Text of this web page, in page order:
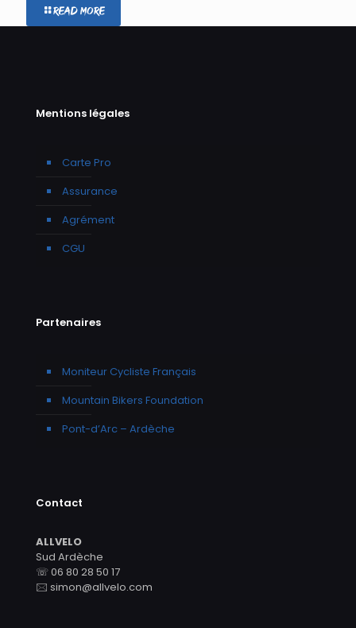
Read more
Mentions légales
Carte Pro
Assurance
Agrément
CGU
Partenaires
Moniteur Cycliste Français
Mountain Bikers Foundation
Pont-d’Arc – Ardèche
Contact
ALLVELO
Sud Ardèche
☏ 06 80 28 50 17
🖂 simon@allvelo.com